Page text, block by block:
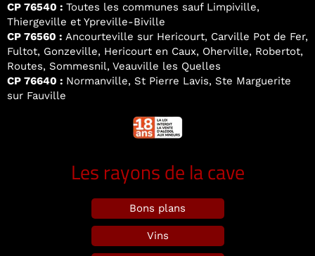
CP 76540 : Toutes les communes sauf Limpiville,
Thiergeville et Ypreville-Biville
CP 76560 : Ancourteville sur Hericourt, Carville Pot de Fer,
Fultot, Gonzeville, Hericourt en Caux, Oherville, Robertot,
Routes, Sommesnil, Veauville les Quelles
CP 76640 : Normanville, St Pierre Lavis, Ste Marguerite
sur Fauville
Les rayons de la cave
Bons plans
Vins